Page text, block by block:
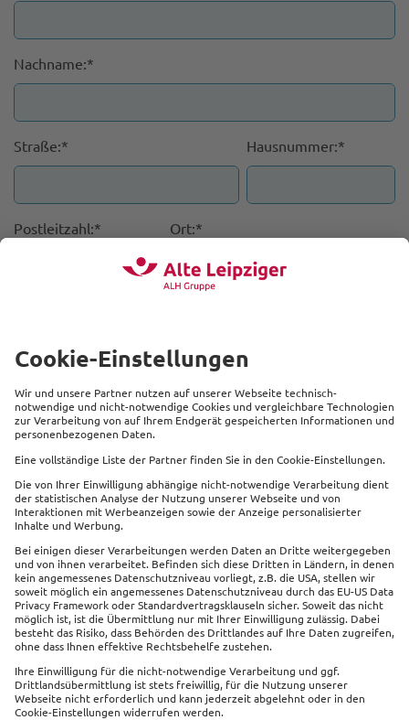
Nachname:*
Straße:* Hausnummer:*
Postleitzahl:* Ort:*
Sind Sie bereits Kunde einer der folgenden
Gesellschaften?*
Hier finden Sie die